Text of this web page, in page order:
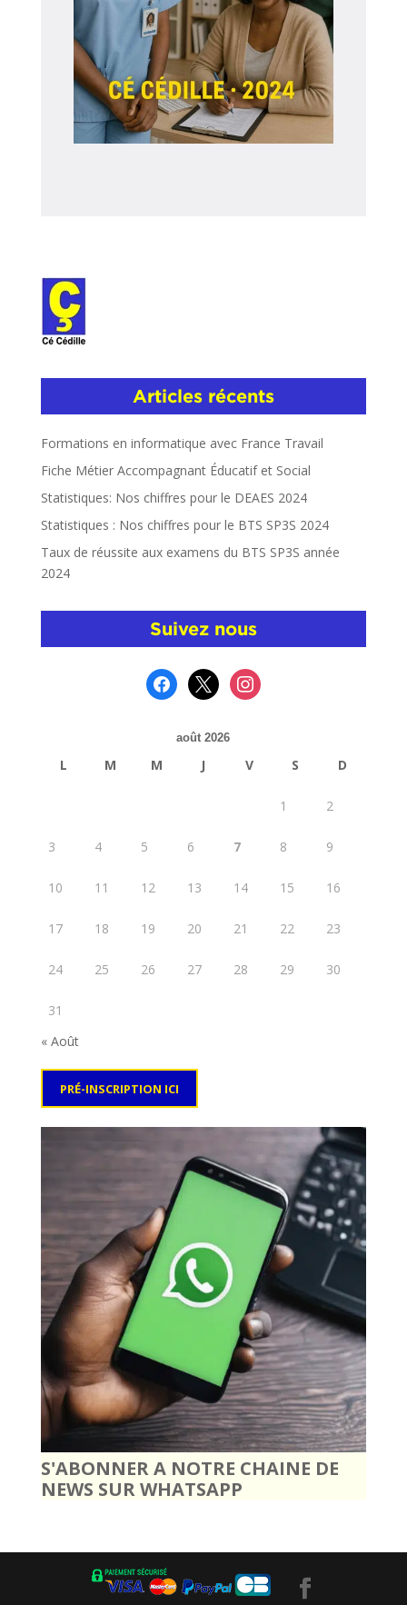
Articles récents
Formations en informatique avec France Travail
Fiche Métier Accompagnant Éducatif et Social
Statistiques: Nos chiffres pour le DEAES 2024
Statistiques : Nos chiffres pour le BTS SP3S 2024
Taux de réussite aux examens du BTS SP3S année
2024
Suivez nous
facebook
x instagram
août 2026
L M M J V S D
1 2
3 4 5 6 7 8 9
10 11 12 13 14 15 16
17 18 19 20 21 22 23
24 25 26 27 28 29 30
31
« Août
PRÉ-INSCRIPTION ICI
S'ABONNER A NOTRE CHAINE DE
NEWS SUR WHATSAPP